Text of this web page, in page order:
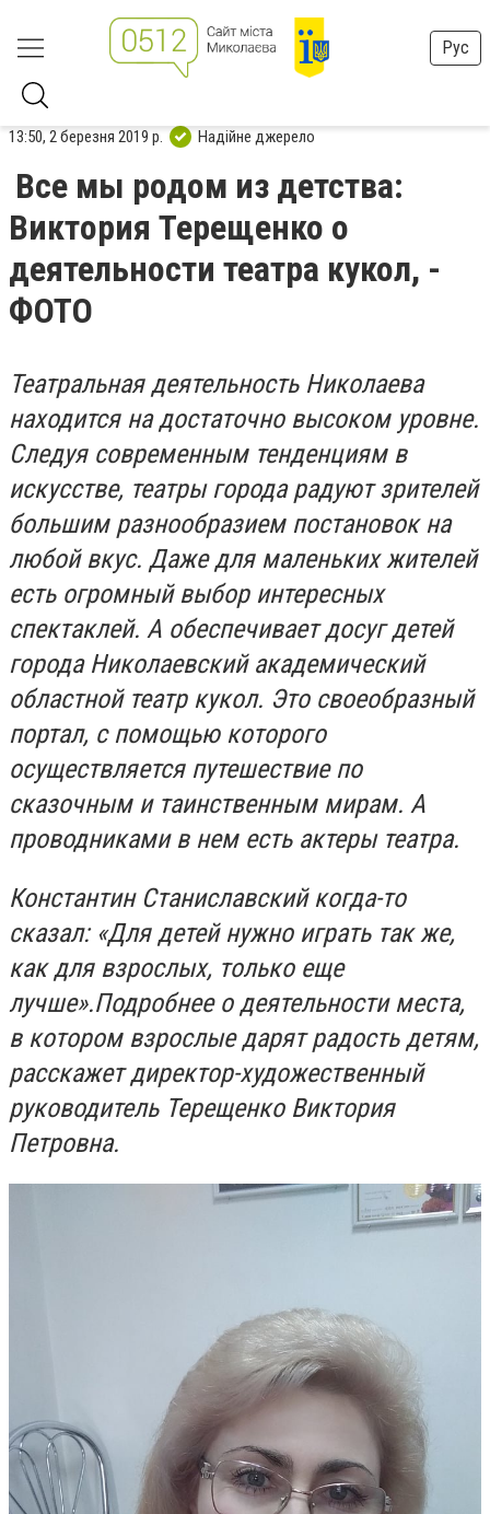
Рус
13:50, 2 березня 2019 р. Надійне джерело
Все мы родом из детства:
Виктория Терещенко о
деятельности театра кукол, -
ФОТО
Театральная деятельность Николаева
находится на достаточно высоком уровне.
Следуя современным тенденциям в
искусстве, театры города радуют зрителей
большим разнообразием постановок на
любой вкус. Даже для маленьких жителей
есть огромный выбор интересных
спектаклей. А обеспечивает досуг детей
города Николаевский академический
областной театр кукол. Это своеобразный
портал, с помощью которого
осуществляется путешествие по
сказочным и таинственным мирам. А
проводниками в нем есть актеры театра.
Константин Станиславский когда-то
сказал: «Для детей нужно играть так же,
как для взрослых, только еще
лучше».Подробнее о деятельности места,
в котором взрослые дарят радость детям,
расскажет директор-художественный
руководитель Терещенко Виктория
Петровна.